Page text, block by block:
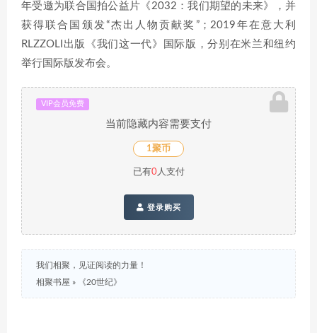
年受邀为联合国拍公益片《2032：我们期望的未来》，并
获得联合国颁发“杰出人物贡献奖”；2019年在意大利
RLZZOLI出版《我们这一代》国际版，分别在米兰和纽约
举行国际版发布会。
VIP会员免费
当前隐藏内容需要支付
1聚币
已有0人支付
登录购买
我们相聚，见证阅读的力量！
相聚书屋 » 《20世纪》